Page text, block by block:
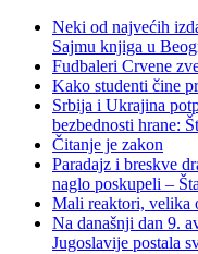
Neki od najvećih
Sajmu knjiga u
Fudbaleri Crvene
Kako studenti čine
Srbija i Ukrajina
bezbednosti hrane:
Čitanje je zakon
Paradajz i breskve
naglo poskupeli –
Mali reaktori, velika
Na današnji dan 9.
Jugoslavije postala